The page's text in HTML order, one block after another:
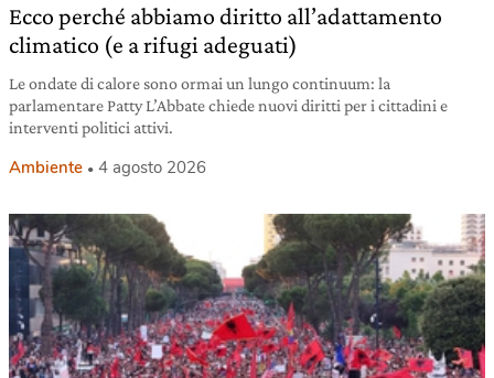
Ecco perché abbiamo diritto all’adattamento
climatico (e a rifugi adeguati)
Le ondate di calore sono ormai un lungo continuum: la
parlamentare Patty L’Abbate chiede nuovi diritti per i cittadini e
interventi politici attivi.
Ambiente 4 agosto 2026